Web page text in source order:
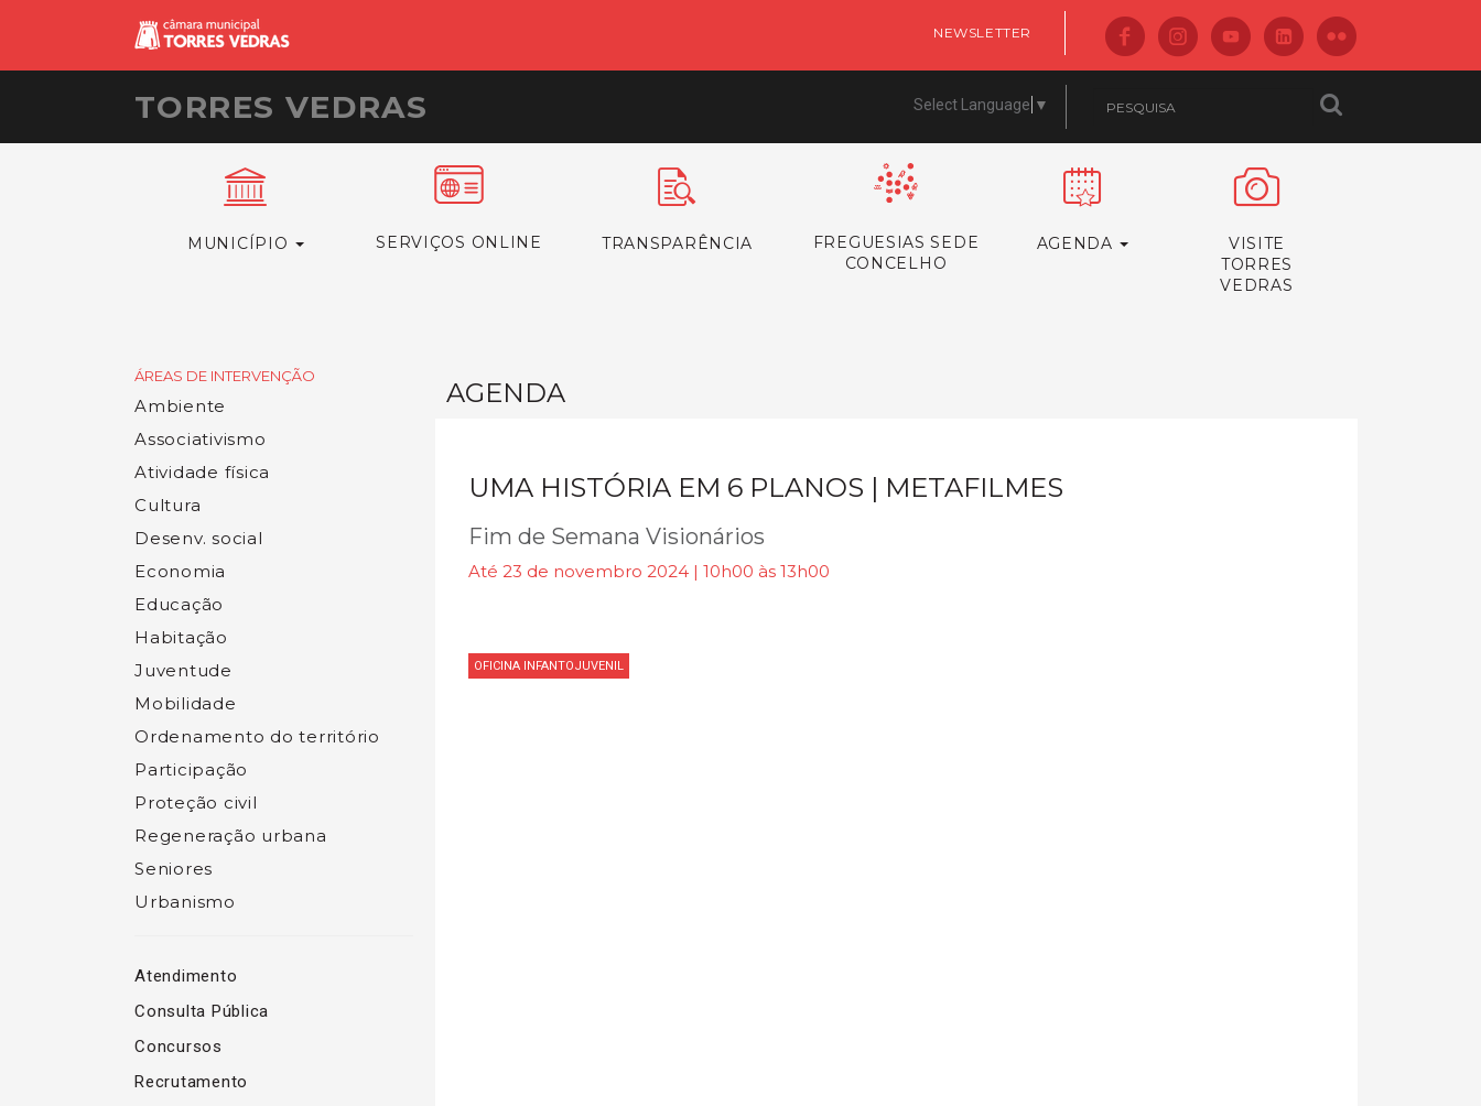
NEWSLETTER
TORRES VEDRAS Select Language ▼
MUNICÍPIO SERVIÇOS ONLINE TRANSPARÊNCIA
FREGUESIAS SEDE
CONCELHO
AGENDA
VISITE
TORRES
VEDRAS
ÁREAS DE INTERVENÇÃO
Ambiente
Associativismo
Atividade física
Cultura
Desenv. social
Economia
Educação
Habitação
Juventude
Mobilidade
Ordenamento do território
Participação
Proteção civil
Regeneração urbana
Seniores
Urbanismo
Atendimento
Consulta Pública
Concursos
Recrutamento
AGENDA
UMA HISTÓRIA EM 6 PLANOS | METAFILMES
Fim de Semana Visionários
Até 23 de novembro 2024 | 10h00 às 13h00
OFICINA INFANTOJUVENIL